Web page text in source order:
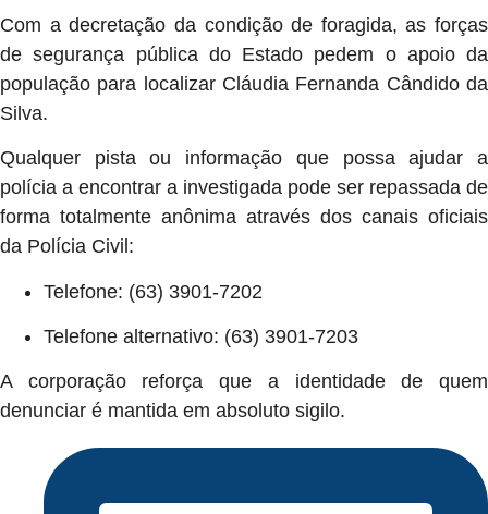
Com a decretação da condição de foragida, as forças
de segurança pública do Estado pedem o apoio da
população para localizar Cláudia Fernanda Cândido da
Silva.
Qualquer pista ou informação que possa ajudar a
polícia a encontrar a investigada pode ser repassada de
forma totalmente anônima através dos canais oficiais
da Polícia Civil:
Telefone: (63) 3901-7202
Telefone alternativo: (63) 3901-7203
A corporação reforça que a identidade de quem
denunciar é mantida em absoluto sigilo.